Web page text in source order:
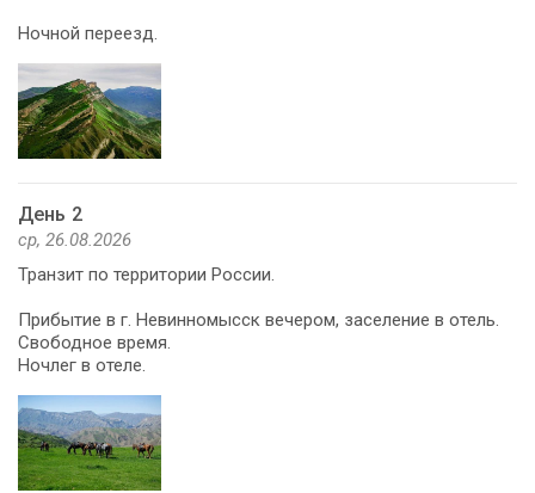
Ночной переезд.
День 2
ср, 26.08.2026
Транзит по территории России.
Прибытие в г. Невинномысск вечером, заселение в отель.
Свободное время.
Ночлег в отеле.